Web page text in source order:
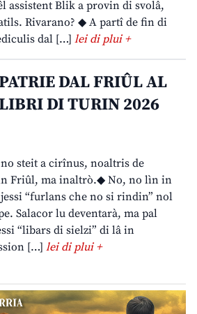
assistent Blik a provin di svolâ,
Rivarano? ◆ A partî de fin di
dal […] lei di plui +
DAL FRIÛL AL
DI TURIN 2026
steit a cirînus, noaltris de
Friûl, ma inaltrò.◆ No, no lìn in
“furlans che no si rindin” nol
Salacor lu deventarà, ma pal
“libars di sielzi” di lâ in
[…] lei di plui +